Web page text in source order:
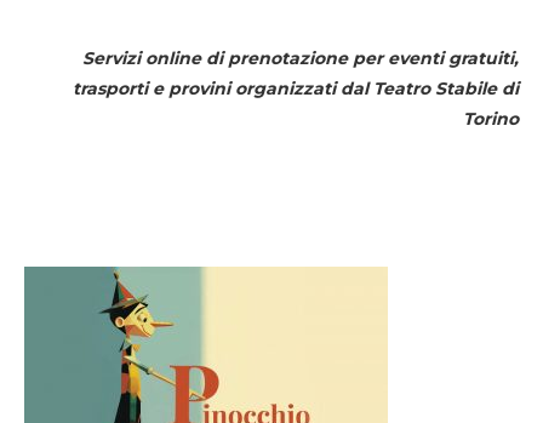
Servizi online di prenotazione per eventi gratuiti,
trasporti e provini organizzati dal Teatro Stabile di
Torino